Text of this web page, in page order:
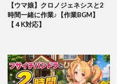
【ウマ娘】クロノジェネシスと2
時間一緒に作業♪【作業BGM】
【４K対応】